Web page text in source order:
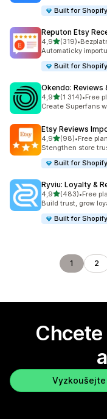
Built for Shopify
Reputon Etsy
4,9z 5 hvězd
(319)
Celkový počet
•
Automaticky
Built for Shopify
Okendo: Reviews
4,9z 5 hvězd
(1 314)
Celkový počet
•Free
Create Superfans
Etsy Reviews
4,9z 5 hvězd
(98)
Celkový počet
•Free
Stengthen store
Built for Shopify
Ryviu: Loyalty &
4,9z 5 hvězd
(483)
Celkový počet
•Free
Build trust, grow
Built for Shopify
1 2
Vyzkoušejte